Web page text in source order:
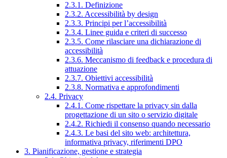
2.3.1. Definizione
2.3.2. Accessibilità by design
2.3.3. Principi per l’accessibilità
2.3.4. Linee guida e criteri di successo
2.3.5. Come rilasciare una dichiarazione di
accessibilità
2.3.6. Meccanismo di feedback e procedura di
attuazione
2.3.7. Obiettivi accessibilità
2.3.8. Normativa e approfondimenti
2.4. Privacy
2.4.1. Come rispettare la privacy sin dalla
progettazione di un sito o servizio digitale
2.4.2. Richiedi il consenso quando necessario
2.4.3. Le basi del sito web: architettura,
informativa privacy, riferimenti DPO
3. Pianificazione, gestione e strategia